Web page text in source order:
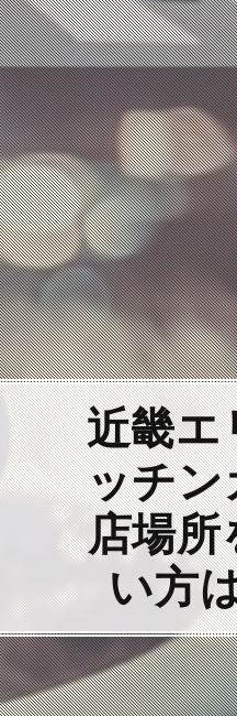
近畿エ
ッチン
店場所
い方